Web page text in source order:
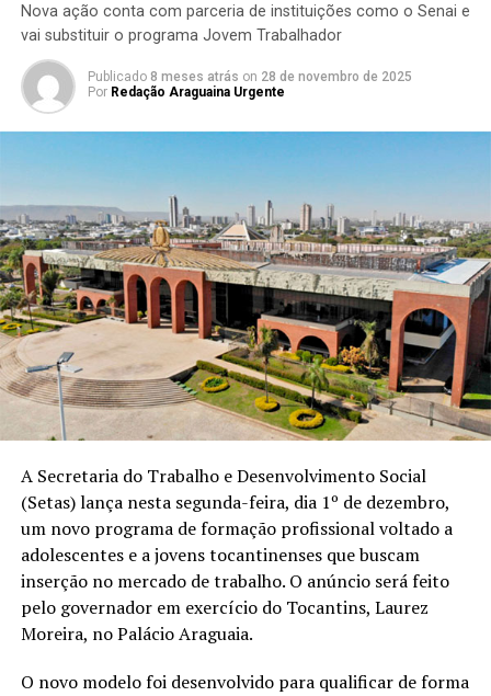
Nova ação conta com parceria de instituições como o Senai e
vai substituir o programa Jovem Trabalhador
Publicado 8 meses atrás on 28 de novembro de 2025
Por Redação Araguaina Urgente
A Secretaria do Trabalho e Desenvolvimento Social
(Setas) lança nesta segunda-feira, dia 1º de dezembro,
um novo programa de formação profissional voltado a
adolescentes e a jovens tocantinenses que buscam
inserção no mercado de trabalho. O anúncio será feito
pelo governador em exercício do Tocantins, Laurez
Moreira, no Palácio Araguaia.
O novo modelo foi desenvolvido para qualificar de forma